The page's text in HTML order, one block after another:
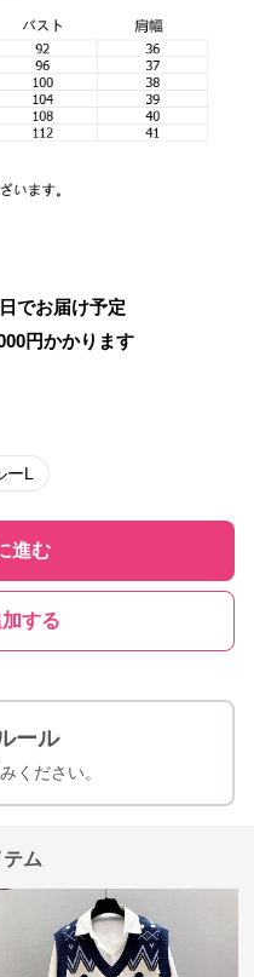
でお届け予定
円かかります
ーL
進む
する
ール
ください。
ム